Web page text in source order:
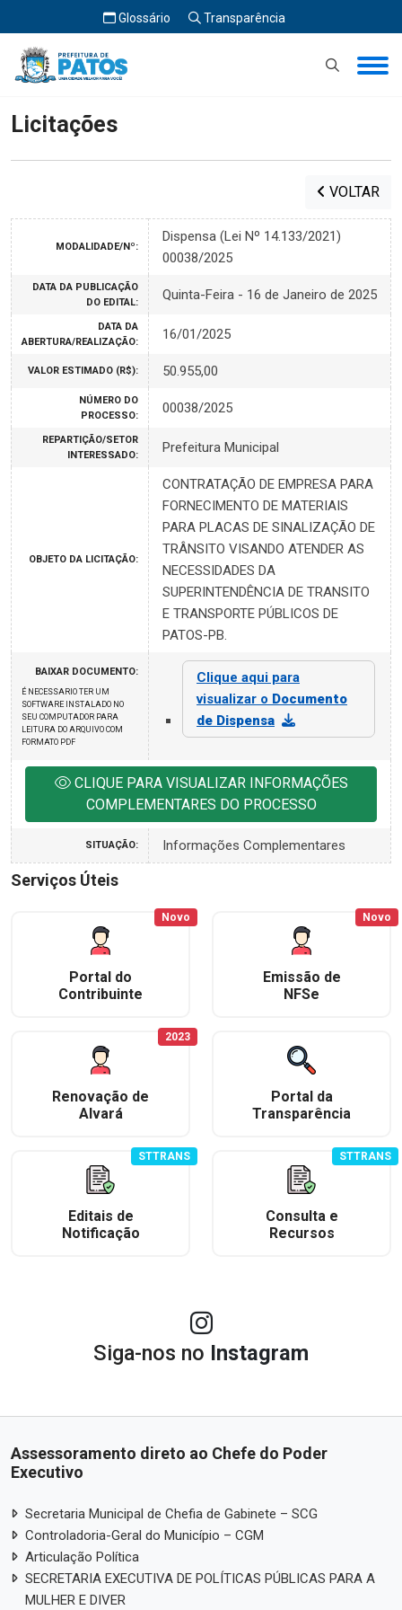
Glossário Transparência
Início Licitações
Licitações
VOLTAR
MODALIDADE/Nº:
Dispensa (Lei Nº 14.133/2021)
00038/2025
DATA DA PUBLICAÇÃO
DO EDITAL:
Quinta-Feira - 16 de Janeiro de 2025
DATA DA
ABERTURA/REALIZAÇÃO:
16/01/2025
VALOR ESTIMADO (R$): 50.955,00
NÚMERO DO
PROCESSO:
00038/2025
REPARTIÇÃO/SETOR
INTERESSADO:
Prefeitura Municipal
OBJETO DA LICITAÇÃO:
CONTRATAÇÃO DE EMPRESA PARA
FORNECIMENTO DE MATERIAIS
PARA PLACAS DE SINALIZAÇÃO DE
TRÂNSITO VISANDO ATENDER AS
NECESSIDADES DA
SUPERINTENDÊNCIA DE TRANSITO
E TRANSPORTE PÚBLICOS DE
PATOS-PB.
BAIXAR DOCUMENTO:
É NECESSARIO TER UM
SOFTWARE INSTALADO NO
SEU COMPUTADOR PARA
LEITURA DO ARQUIVO COM
FORMATO PDF
Clique aqui para
visualizar o Documento
de Dispensa
CLIQUE PARA VISUALIZAR INFORMAÇÕES
COMPLEMENTARES DO PROCESSO
SITUAÇÃO: Informações Complementares
Serviços Úteis
Portal do
Contribuinte
Novo
Emissão de
NFSe
Novo
Renovação de
Alvará
2023
Portal da
Transparência
Editais de
Notificação
STTRANS
Consulta e
Recursos
STTRANS
Siga-nos no Instagram
Assessoramento direto ao Chefe do Poder
Executivo
Secretaria Municipal de Chefia de Gabinete – SCG
Controladoria-Geral do Município – CGM
Articulação Política
SECRETARIA EXECUTIVA DE POLÍTICAS PÚBLICAS PARA A
MULHER E DIVER